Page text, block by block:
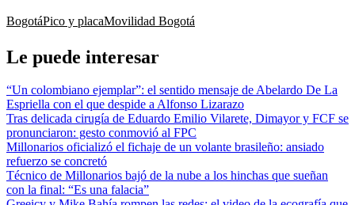
BogotáPico y placaMovilidad Bogotá
Le puede interesar
“Un colombiano ejemplar”: el sentido mensaje de Abelardo De La
Espriella con el que despide a Alfonso Lizarazo
Tras delicada cirugía de Eduardo Emilio Vilarete, Dimayor y FCF se
pronunciaron: gesto conmovió al FPC
Millonarios oficializó el fichaje de un volante brasileño: ansiado
refuerzo se concretó
Técnico de Millonarios bajó de la nube a los hinchas que sueñan
con la final: “Es una falacia”